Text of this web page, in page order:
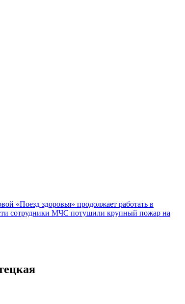
«Поезд здоровья» продолжает работать в
сотрудники МЧС потушили крупный пожар на